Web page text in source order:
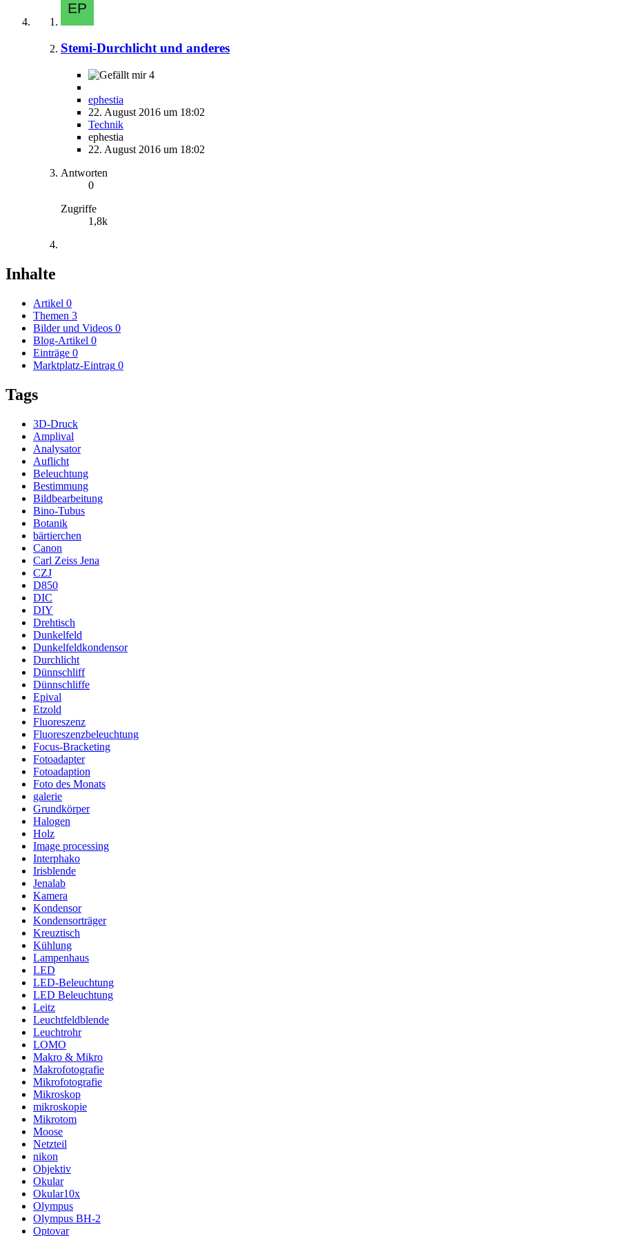
Stemi-Durchlicht und anderes
4
ephestia
22. August 2016 um 18:02
Technik
ephestia
22. August 2016 um 18:02
Antworten
0
Zugriffe
1,8k
Inhalte
Artikel 0
Themen 3
Bilder und Videos 0
Blog-Artikel 0
Einträge 0
Marktplatz-Eintrag 0
Tags
3D-Druck
Amplival
Analysator
Auflicht
Beleuchtung
Bestimmung
Bildbearbeitung
Bino-Tubus
Botanik
bärtierchen
Canon
Carl Zeiss Jena
CZJ
D850
DIC
DIY
Drehtisch
Dunkelfeld
Dunkelfeldkondensor
Durchlicht
Dünnschliff
Dünnschliffe
Epival
Etzold
Fluoreszenz
Fluoreszenzbeleuchtung
Focus-Bracketing
Fotoadapter
Fotoadaption
Foto des Monats
galerie
Grundkörper
Halogen
Holz
Image processing
Interphako
Irisblende
Jenalab
Kamera
Kondensor
Kondensorträger
Kreuztisch
Kühlung
Lampenhaus
LED
LED-Beleuchtung
LED Beleuchtung
Leitz
Leuchtfeldblende
Leuchtrohr
LOMO
Makro & Mikro
Makrofotografie
Mikrofotografie
Mikroskop
mikroskopie
Mikrotom
Moose
Netzteil
nikon
Objektiv
Okular
Okular10x
Olympus
Olympus BH-2
Optovar